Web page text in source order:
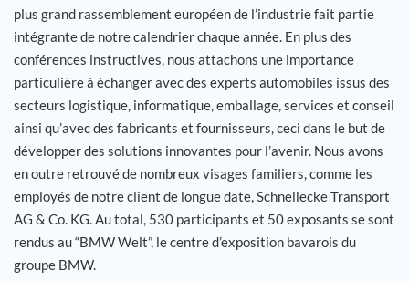
plus grand rassemblement européen de l’industrie fait partie
intégrante de notre calendrier chaque année. En plus des
conférences instructives, nous attachons une importance
particulière à échanger avec des experts automobiles issus des
secteurs logistique, informatique, emballage, services et conseil
ainsi qu’avec des fabricants et fournisseurs, ceci dans le but de
développer des solutions innovantes pour l’avenir. Nous avons
en outre retrouvé de nombreux visages familiers, comme les
employés de notre client de longue date, Schnellecke Transport
AG & Co. KG. Au total, 530 participants et 50 exposants se sont
rendus au “BMW Welt”, le centre d’exposition bavarois du
groupe BMW.